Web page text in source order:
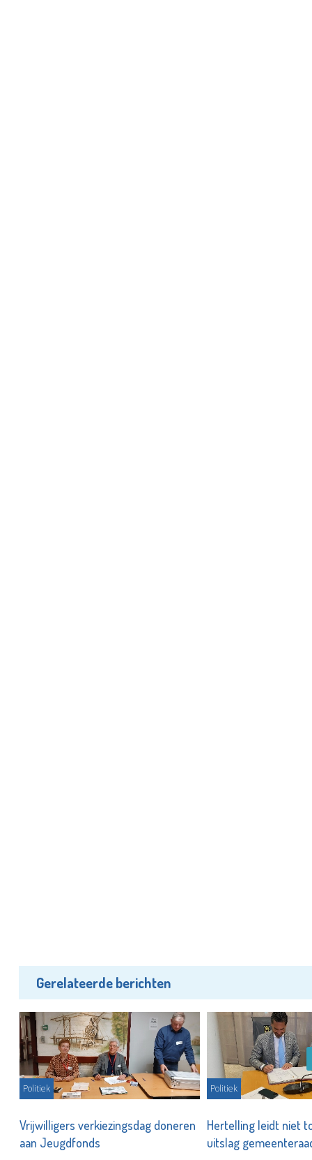
Gerelateerde berichten
Politiek
Vrijwilligers verkiezingsdag doneren
aan Jeugdfonds
Politiek
Hertelling leidt niet
uitslag